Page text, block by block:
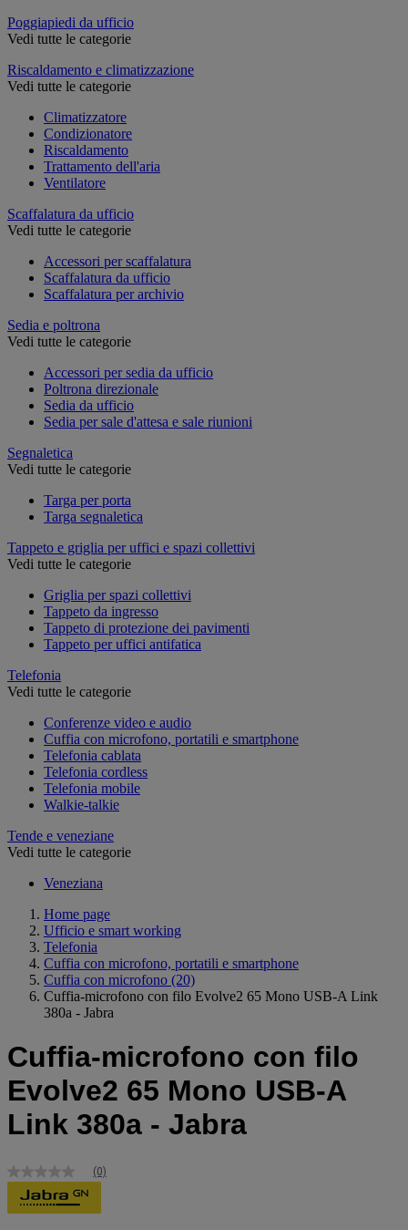
Poggiapiedi da ufficio
Vedi tutte le categorie
Riscaldamento e climatizzazione
Vedi tutte le categorie
Climatizzatore
Condizionatore
Riscaldamento
Trattamento dell'aria
Ventilatore
Scaffalatura da ufficio
Vedi tutte le categorie
Accessori per scaffalatura
Scaffalatura da ufficio
Scaffalatura per archivio
Sedia e poltrona
Vedi tutte le categorie
Accessori per sedia da ufficio
Poltrona direzionale
Sedia da ufficio
Sedia per sale d'attesa e sale riunioni
Segnaletica
Vedi tutte le categorie
Targa per porta
Targa segnaletica
Tappeto e griglia per uffici e spazi collettivi
Vedi tutte le categorie
Griglia per spazi collettivi
Tappeto da ingresso
Tappeto di protezione dei pavimenti
Tappeto per uffici antifatica
Telefonia
Vedi tutte le categorie
Conferenze video e audio
Cuffia con microfono, portatili e smartphone
Telefonia cablata
Telefonia cordless
Telefonia mobile
Walkie-talkie
Tende e veneziane
Vedi tutte le categorie
Veneziana
Home page
Ufficio e smart working
Telefonia
Cuffia con microfono, portatili e smartphone
Cuffia con microfono (20)
Cuffia-microfono con filo Evolve2 65 Mono USB-A Link
380a - Jabra
Cuffia-microfono con filo
Evolve2 65 Mono USB-A
Link 380a - Jabra
Nessuna
valutazione
Stesso
(0)